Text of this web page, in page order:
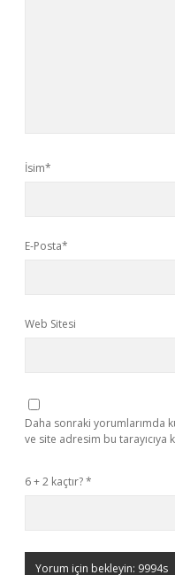
İsim*
E-Posta*
Web Sitesi
Daha sonraki yorumlarımda
ve site adresim bu tarayıcıya
6 + 2 kaçtır?*